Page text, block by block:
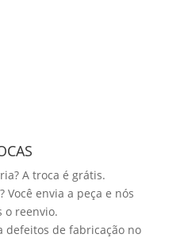
A troca é grátis.
Você envia a peça e nós
o reenvio.
defeitos de fabricação no